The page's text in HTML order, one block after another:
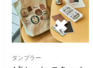
タンブラー